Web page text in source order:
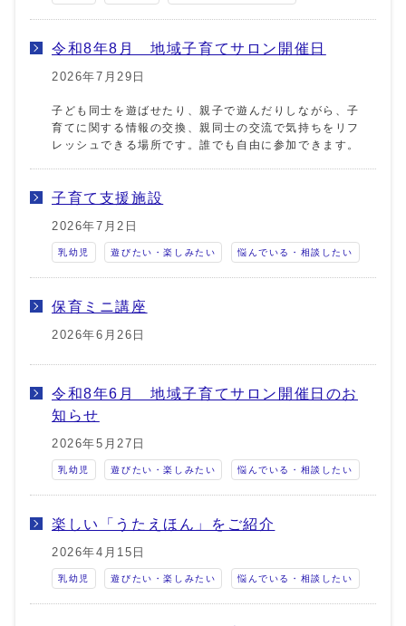
令和8年8月 地域子育てサロン開催日
2026年7月29日
子ども同士を遊ばせたり、親子で遊んだりしながら、子
育てに関する情報の交換、親同士の交流で気持ちをリフ
レッシュできる場所です。誰でも自由に参加できます。
子育て支援施設
2026年7月2日
乳幼児 遊びたい・楽しみたい 悩んでいる・相談したい
保育ミニ講座
2026年6月26日
令和8年6月 地域子育てサロン開催日のお
知らせ
2026年5月27日
乳幼児 遊びたい・楽しみたい 悩んでいる・相談したい
楽しい「うたえほん」をご紹介
2026年4月15日
乳幼児 遊びたい・楽しみたい 悩んでいる・相談したい